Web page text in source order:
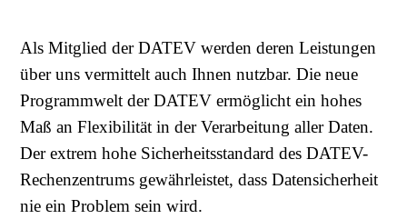
Als Mitglied der DATEV werden deren Leistungen
über uns vermittelt auch Ihnen nutzbar. Die neue
Programmwelt der DATEV ermöglicht ein hohes
Maß an Flexibilität in der Verarbeitung aller Daten.
Der extrem hohe Sicherheitsstandard des DATEV-
Rechenzentrums gewährleistet, dass Datensicherheit
nie ein Problem sein wird.